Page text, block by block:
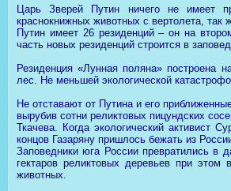
Царь Зверей Путин ничего не имеет
краснокнижных животных с вертолета, так
Путин имеет 26 резиденций – он на
часть новых резиденций строится в
Резиденция «Лунная поляна» построена
лес. Не меньшей экологической
Не отставают от Путина и его
вырубив сотни реликтовых пицундских
Ткачева. Когда экологический активист
концов Газаряну пришлось бежать из
Заповедники юга России превратились в
гектаров реликтовых деревьев при
животных.